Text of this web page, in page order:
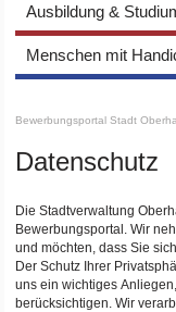
Ausbildung &
Menschen mit
Bewerbungsportal Stadt
Datenschutz
Die Stadtverwaltung
Bewerbungsportal. Wir
und möchten, dass Sie
Der Schutz Ihrer
uns ein wichtiges
berücksichtigen. Wir